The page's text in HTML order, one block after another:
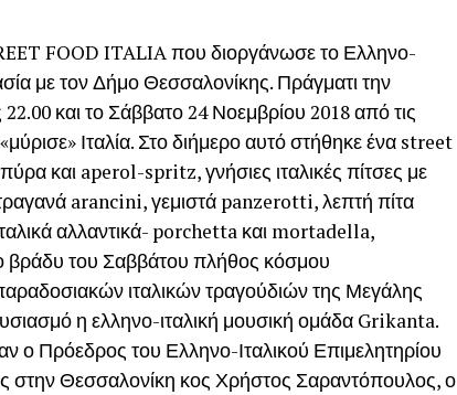
FOOD ITALIA που διοργάνωσε το Ελληνο-
με τον Δήμο Θεσσαλονίκης. Πράγματι την
και το Σάββατο 24 Νοεμβρίου 2018 από τις
Ιταλία. Στο διήμερο αυτό στήθηκε ένα street
και aperol-spritz, γνήσιες ιταλικές πίτσες με
arancini, γεμιστά panzerotti, λεπτή πίτα
αλλαντικά- porchetta και mortadella,
βράδυ του Σαββάτου πλήθος κόσμου
ιταλικών τραγούδιών της Μεγάλης
η ελληνο-ιταλική μουσική ομάδα Grikanta.
ο Πρόεδρος του Ελληνο-Ιταλικού Επιμελητηρίου
στην Θεσσαλονίκη κος Χρήστος Σαραντόπουλος, ο